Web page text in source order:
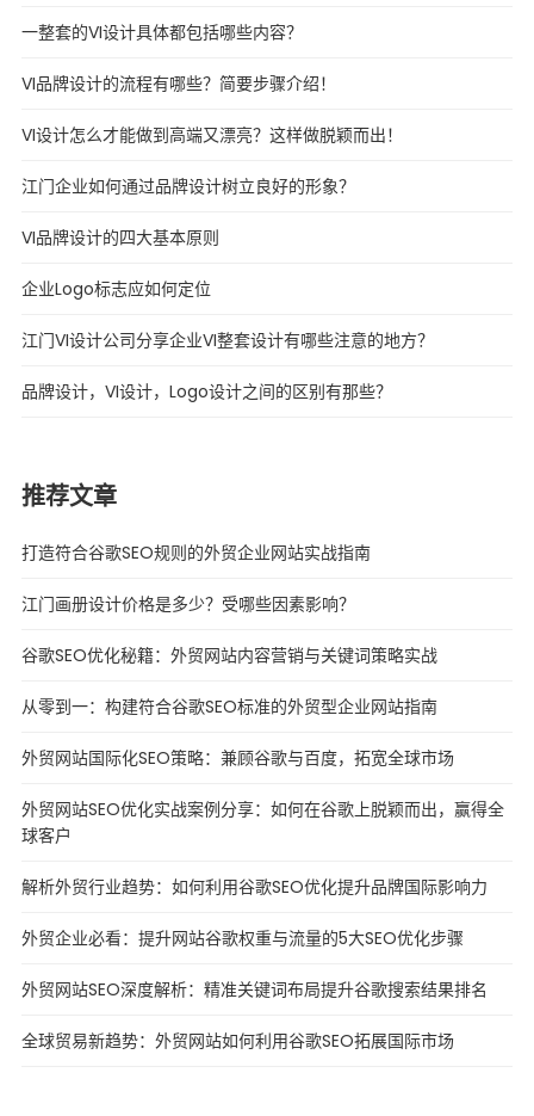
一整套的VI设计具体都包括哪些内容？
VI品牌设计的流程有哪些？简要步骤介绍！
VI设计怎么才能做到高端又漂亮？这样做脱颖而出！
江门企业如何通过品牌设计树立良好的形象？
VI品牌设计的四大基本原则
企业Logo标志应如何定位
江门VI设计公司分享企业VI整套设计有哪些注意的地方？
品牌设计，VI设计，Logo设计之间的区别有那些？
推荐文章
打造符合谷歌SEO规则的外贸企业网站实战指南
江门画册设计价格是多少？受哪些因素影响？
谷歌SEO优化秘籍：外贸网站内容营销与关键词策略实战
从零到一：构建符合谷歌SEO标准的外贸型企业网站指南
外贸网站国际化SEO策略：兼顾谷歌与百度，拓宽全球市场
外贸网站SEO优化实战案例分享：如何在谷歌上脱颖而出，赢得全
球客户
解析外贸行业趋势：如何利用谷歌SEO优化提升品牌国际影响力
外贸企业必看：提升网站谷歌权重与流量的5大SEO优化步骤
外贸网站SEO深度解析：精准关键词布局提升谷歌搜索结果排名
全球贸易新趋势：外贸网站如何利用谷歌SEO拓展国际市场